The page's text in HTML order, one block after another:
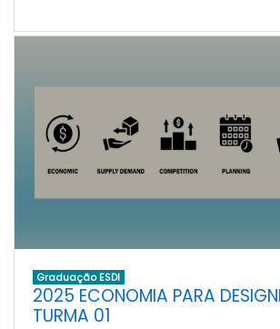
Graduação ESDI
2025 ECONOMIA PARA
TURMA 01